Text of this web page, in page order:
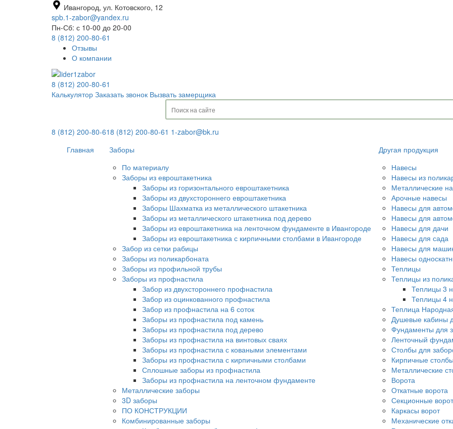
Ивангород, ул. Котовского, 12
spb.1-zabor@yandex.ru
Пн-Сб: с 10-00 до 20-00
8 (812) 200-80-61
Отзывы
О компании
8 (812) 200-80-61
Калькулятор Заказать звонок Вызвать замерщика
8 (812) 200-80-61
Главная
Заборы
По материалу
Заборы из евроштакетника
Заборы из горизонтального евроштакетника
Заборы из двухстороннего евроштакетника
Заборы Шахматка из металлического штакетника
Заборы из металлического штакетника под дерево
Заборы из евроштакетника на ленточном фундаменте в Ивангороде
Заборы из евроштакетника с кирпичными столбами в Ивангороде
Забор из сетки рабицы
Заборы из поликарбоната
Заборы из профильной трубы
Заборы из профнастила
Забор из двухстороннего профнастила
Забор из оцинкованного профнастила
Забор из профнастила на 6 соток
Заборы из профнастила под камень
Заборы из профнастила под дерево
Заборы из профнастила на винтовых сваях
Заборы из профнастила с коваными элементами
Заборы из профнастила с кирпичными столбами
Сплошные заборы из профнастила
Заборы из профнастила на ленточном фундаменте
Металлические заборы
3D заборы
ПО КОНСТРУКЦИИ
Комбинированные заборы
Другая продукция
Навесы
Навесы из
Металлические
Арочные навесы
Навесы для
Навесы для
Навесы для дачи
Навесы для сада
Навесы для
Навесы
Теплицы
Теплицы из
Теплицы 3
Теплицы 4
Теплица
Душевые кабины
Фундаменты для
Ленточный
Столбы для
Кирпичные
Металлические
Ворота
Откатные ворота
Секционные
Каркасы ворот
Механические
8 (812) 200-80-61 1-zabor@bk.ru